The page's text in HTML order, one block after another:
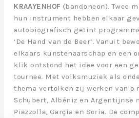
KRAAYENHOF (bandoneon). Twee
hun instrument hebben elkaar
autobiografisch getint
‘De Hand van de Beer’. Vanuit
elkaars kunstenaarschap en een
klik ontstond het idee voor een
tournee. Met volksmuziek als
thema vertolken zij werken van
Schubert, Albéniz en Argentijnse
Piazzolla, Garçia en Soria. De